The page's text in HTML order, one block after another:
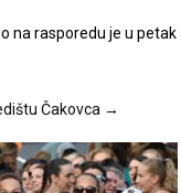
na rasporedu je u petak
Čakovca →